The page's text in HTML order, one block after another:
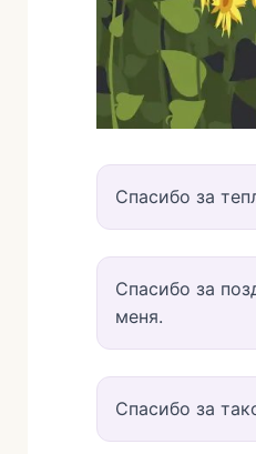
Спасибо за
Спасибо за
меня.
Спасибо за